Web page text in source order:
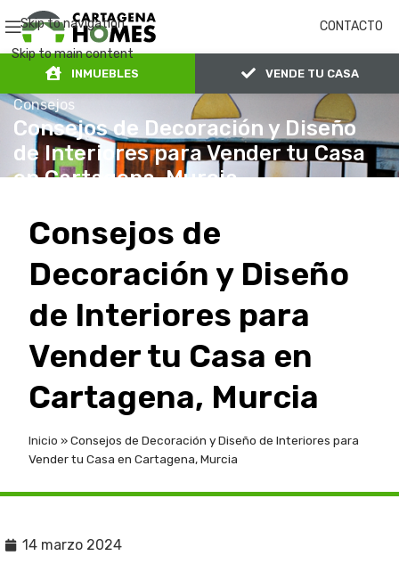
Skip to navigation
Skip to main content
CONTACTO
INMUEBLES VENDE TU CASA
Consejos
Consejos de Decoración y Diseño
de Interiores para Vender tu Casa
en Cartagena, Murcia
Consejos de
Decoración y Diseño
de Interiores para
Vender tu Casa en
Cartagena, Murcia
Inicio »Consejos de Decoración y Diseño de Interiores para
Vender tu Casa en Cartagena, Murcia
14 marzo 2024